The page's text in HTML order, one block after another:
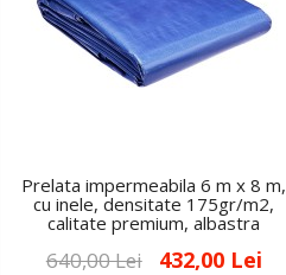
Prelata impermeabila 6 m x 8 m,
cu inele, densitate 175gr/m2,
calitate premium, albastra
640,00 Lei 432,00 Lei